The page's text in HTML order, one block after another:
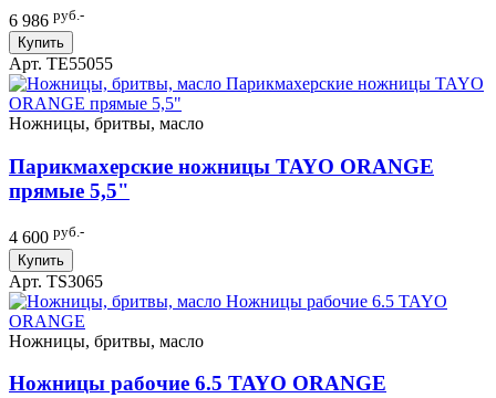
6 986 руб.-
Купить
Арт. TE55055
Ножницы, бритвы, масло
Парикмахерские ножницы TAYO ORANGE
прямые 5,5"
4 600 руб.-
Купить
Арт. TS3065
Ножницы, бритвы, масло
Ножницы рабочие 6.5 TAYO ORANGE